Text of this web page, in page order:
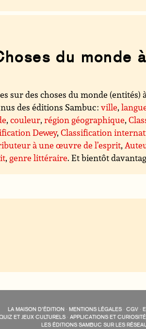
du monde
sur des choses du monde
des éditions Sambuc :ville,
,couleur,région géographique,
Dewey,Classification
à une œuvre de l’esprit,
, genre littéraire. Et bientôt
LA MAISON D’ÉDITION · MENTIONS LÉGALES· CGV·
ET JEUX CULTURELS · APPLICATIONS ET
LES ÉDITIONS SAMBUC SUR LES